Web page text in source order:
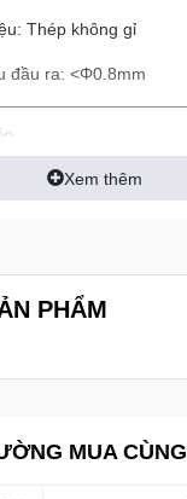
Thép không gỉ
đầu ra: <Φ0.8mm
Xem thêm
PHẨM
MUA CÙNG